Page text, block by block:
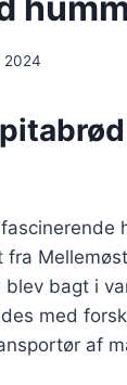
2024
fra
bagt i
med
af